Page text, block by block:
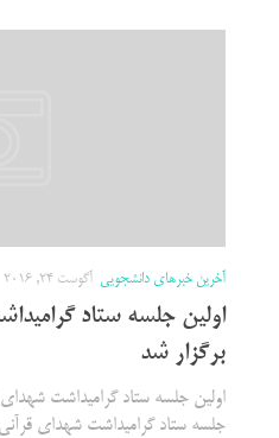
آخرین خبرهای دانشجویی آگوست 24, 2016
اولین جلسه ستاد
برگزار شد
اولین جلسه ستاد گرامیداشت شهدای
جلسه ستاد گرامیداشت شهدای قرآنی